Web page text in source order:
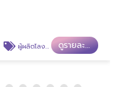
ผู้ผลิตโลงเย็น พร้อมส่ง ดูรายละเอียด